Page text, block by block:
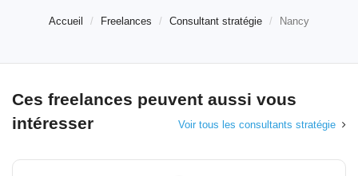
Accueil Freelances Consultant stratégie Nancy
Ces freelances peuvent aussi vous
intéresser
Voir tous les consultants stratégie